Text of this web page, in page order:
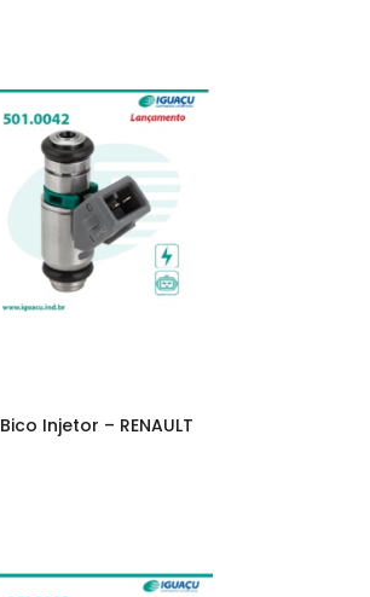
Bico Injetor – RENAULT